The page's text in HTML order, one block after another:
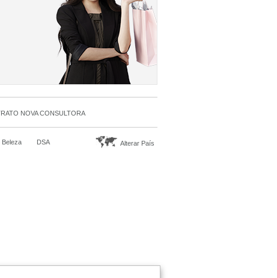
NOVA CONSULTORA
Beleza DSA Alterar País